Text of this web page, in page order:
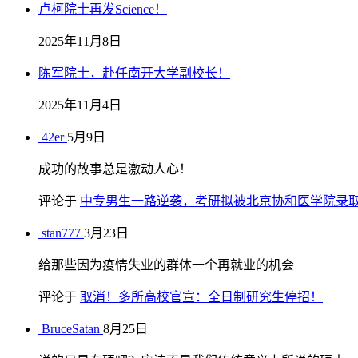
卢柯院士再发Science！
2025年11月8日
陈军院士，赴任南开大学副校长！
2025年11月4日
42er 5月9日
成功的故事总是激动人心！
评论于 中专男生一路逆袭，考研拟被北京协和医学院录
stan777 3月23日
给那些因为疫情失业的群体一个再就业的机会
评论于 取消！多所高校官宣：全日制研究生停招！
BruceSatan 8月25日